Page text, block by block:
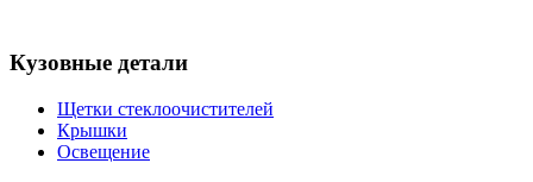
Кузовные детали
Щетки стеклоочистителей
Крышки
Освещение